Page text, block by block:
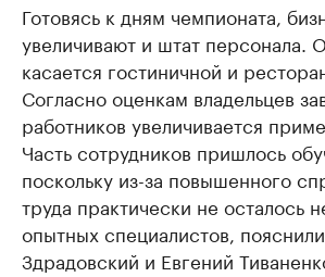
Готовясь к дням чемпионата,
увеличивают и штат персонала.
касается гостиничной и
Согласно оценкам владельцев
работников увеличивается
Часть сотрудников пришлось
поскольку из-за повышенного
труда практически не осталось
опытных специалистов,
Здрадовский и Евгений